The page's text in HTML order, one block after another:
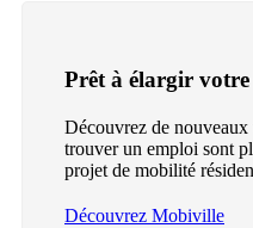
Prêt à élargir votre
Découvrez de nouveaux
trouver un emploi sont
projet de mobilité
Découvrez Mobiville